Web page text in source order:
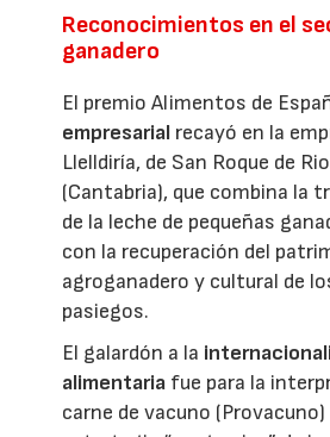
Reconocimientos en el
ganadero
El premio Alimentos de
empresarial recayó en la
Llelldiría, de San Roque de
(Cantabria), que combina la
de la leche de pequeñas
con la recuperación del
agroganadero y cultural de
pasiegos.
El galardón a la
alimentaria fue para la
carne de vacuno (Provacuno)